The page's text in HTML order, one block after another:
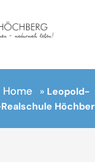
Home » Leopold-